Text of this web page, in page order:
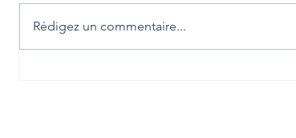
société qui refuse le dialogue ou
l’adaptation.
Rédigez un commentaire...